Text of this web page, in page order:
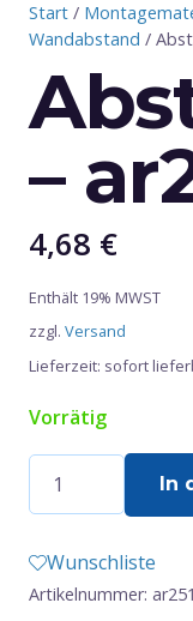
Start /
Wandabstand /
–
4,68 €
Enthält 19% MWST
zzgl. Versand
Lieferzeit: sofort
Vorrätig
Abstandshalter
-
Menge
In
Wunschliste
Artikelnummer: